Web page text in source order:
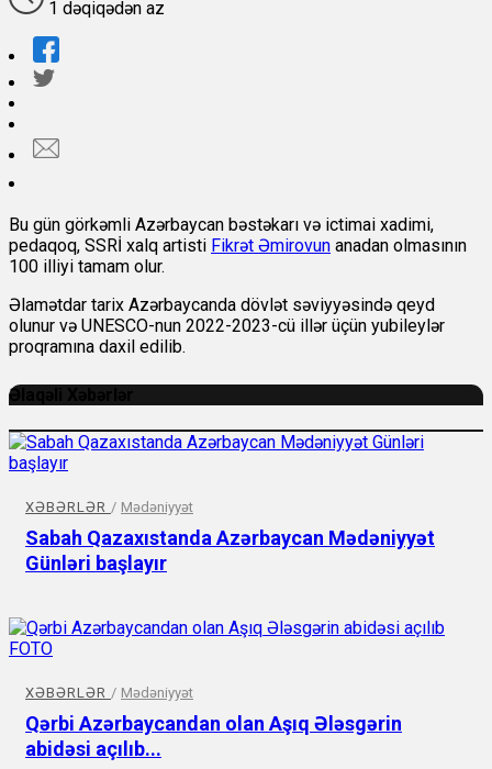
1 dəqiqədən az
Bu gün görkəmli Azərbaycan bəstəkarı və ictimai xadimi,
pedaqoq, SSRİ xalq artisti Fikrət Əmirovun anadan olmasının
100 illiyi tamam olur.
Əlamətdar tarix Azərbaycanda dövlət səviyyəsində qeyd
olunur və UNESCO-nun 2022-2023-cü illər üçün yubileylər
proqramına daxil edilib.
Əlaqəli Xəbərlər
XƏBƏRLƏR / Mədəniyyət
Sabah Qazaxıstanda Azərbaycan Mədəniyyət
Günləri başlayır
XƏBƏRLƏR / Mədəniyyət
Qərbi Azərbaycandan olan Aşıq Ələsgərin
abidəsi açılıb...